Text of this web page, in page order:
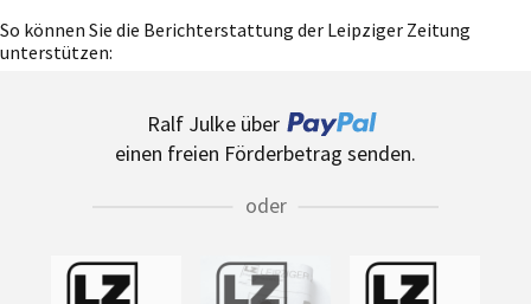
So können Sie die Berichterstattung der Leipziger Zeitung
unterstützen:
Ralf Julke über
einen freien Förderbetrag senden.
oder